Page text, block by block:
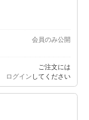
会員のみ公開
ご注文には
ログイン してください